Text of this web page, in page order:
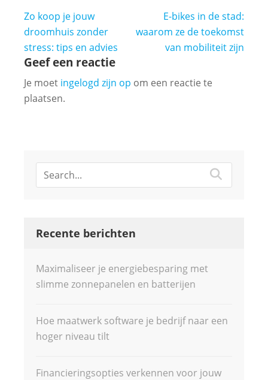
Bericht
navigatie
Zo koop je jouw
droomhuis zonder
stress: tips en advies
E-bikes in de stad:
waarom ze de toekomst
van mobiliteit zijn
Geef een reactie
Je moet ingelogd zijn op om een reactie te
plaatsen.
Recente berichten
Maximaliseer je energiebesparing met
slimme zonnepanelen en batterijen
Hoe maatwerk software je bedrijf naar een
hoger niveau tilt
Financieringsopties verkennen voor jouw